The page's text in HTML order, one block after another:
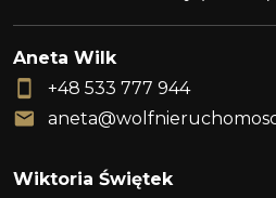
Aneta Wilk
+48 533 777 944
Wiktoria Świętek